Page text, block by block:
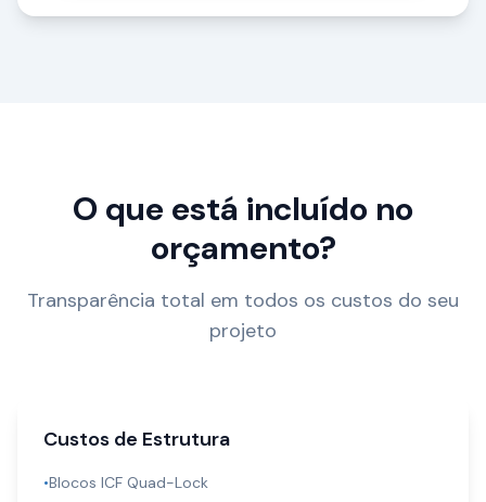
O que está incluído no
orçamento?
Transparência total em todos os custos do seu
projeto
Custos de Estrutura
•Blocos ICF Quad-Lock